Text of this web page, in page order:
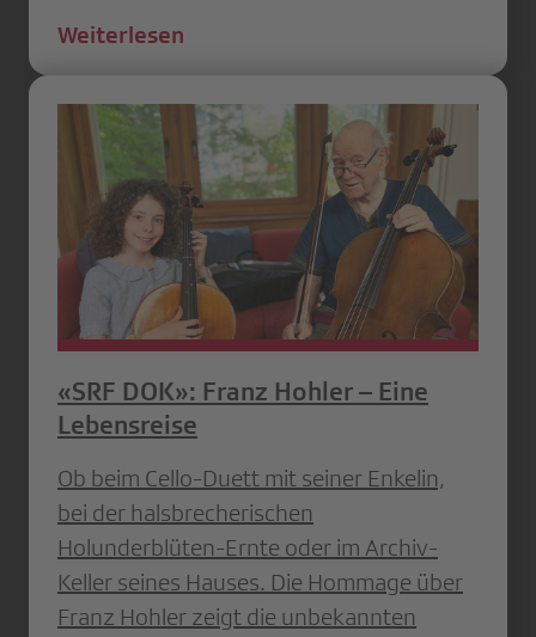
Weiterlesen
«SRF DOK»: Franz Hohler – Eine
Lebensreise
Ob beim Cello-Duett mit seiner Enkelin,
bei der halsbrecherischen
Holunderblüten-Ernte oder im Archiv-
Keller seines Hauses. Die Hommage über
Franz Hohler zeigt die unbekannten